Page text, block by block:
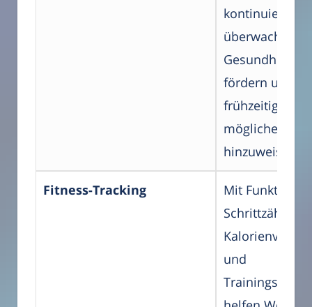
kontinuierlich
überwachen,
Gesundheit zu
fördern und
frühzeitig auf
mögliche
hinzuweisen.
Fitness-Tracking
Mit
Schrittzähler,
und